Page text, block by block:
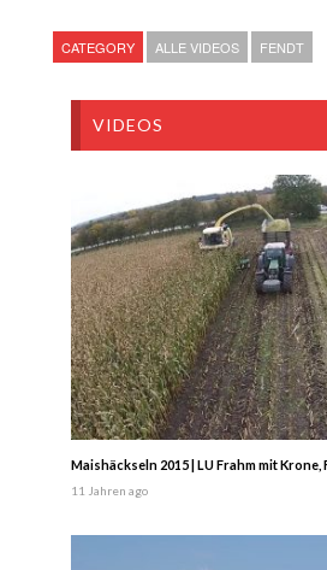
CATEGORY ALLE VIDEOS FENDT
VIDEOS
Maishäckseln 2015 | LU Frahm mit
11 Jahren ago